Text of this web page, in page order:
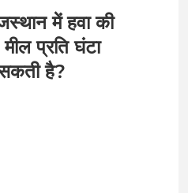
में हवा की
प्रति घंटा
है?